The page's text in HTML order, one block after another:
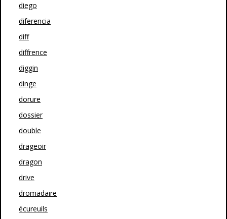
diego
diferencia
diff
diffrence
diggin
dinge
dorure
dossier
double
drageoir
dragon
drive
dromadaire
écureuils